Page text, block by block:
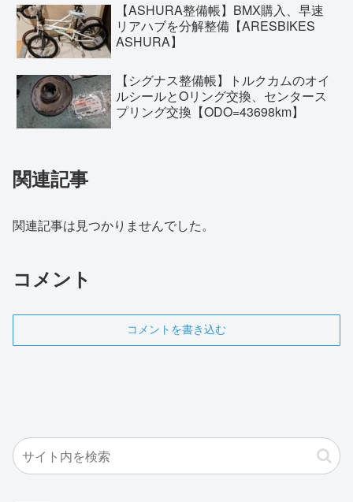
【ASHURA整備帳】BMX購入、早速
リアハブを分解整備【ARESBIKES
ASHURA】
【シグナス整備帳】トルクカムのオイ
ルシールとOリング交換、センタース
プリング交換【ODO=43698km】
関連記事
関連記事は見つかりませんでした。
コメント
コメントを書き込む